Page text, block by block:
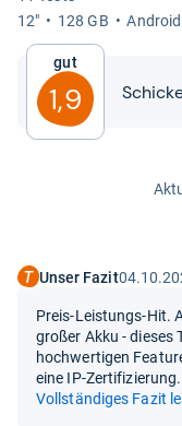
12"
128 GB Android
Gut
1,9
Unser Fazit
Preis-Leistungs-Hit.
großer Akku - dieses
hochwertigen
eine IP-Zertifizierung.
Vollständiges Fazit